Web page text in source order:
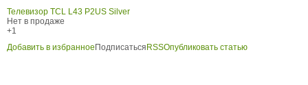
Телевизор TCL L43 P2US Silver
Нет в продаже
+1
Добавить в избранное Подписаться RSSОпубликовать статью